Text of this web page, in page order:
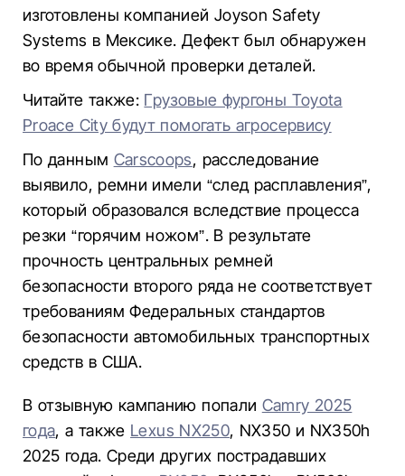
изготовлены компанией Joyson Safety
Systems в Мексике. Дефект был обнаружен
во время обычной проверки деталей.
Читайте также: Грузовые фургоны Toyota
Proace City будут помогать агросервису
По данным Carscoops, расследование
выявило, ремни имели “след расплавления”,
который образовался вследствие процесса
резки “горячим ножом”. В результате
прочность центральных ремней
безопасности второго ряда не соответствует
требованиям Федеральных стандартов
безопасности автомобильных транспортных
средств в США.
В отзывную кампанию попали Camry 2025
года, а также Lexus NX250, NX350 и NX350h
2025 года. Среди других пострадавших